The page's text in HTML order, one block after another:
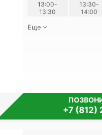
13:00-
13:30
13:30-
14:00
Еще
+7 (812)